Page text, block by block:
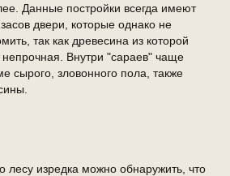
Данные постройки всегда имеют
двери, которые однако не
так как древесина из которой
непрочная. Внутри "сараев" чаще
сырого, зловонного пола, также
лесу изредка можно обнаружить, что